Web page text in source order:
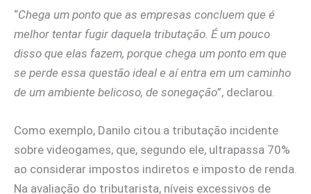
“Chega um ponto que as empresas concluem que é
melhor tentar fugir daquela tributação. É um pouco
disso que elas fazem, porque chega um ponto em que
se perde essa questão ideal e aí entra em um caminho
de um ambiente belicoso, de sonegação”, declarou.
Como exemplo, Danilo citou a tributação incidente
sobre videogames, que, segundo ele, ultrapassa 70%
ao considerar impostos indiretos e imposto de renda.
Na avaliação do tributarista, níveis excessivos de